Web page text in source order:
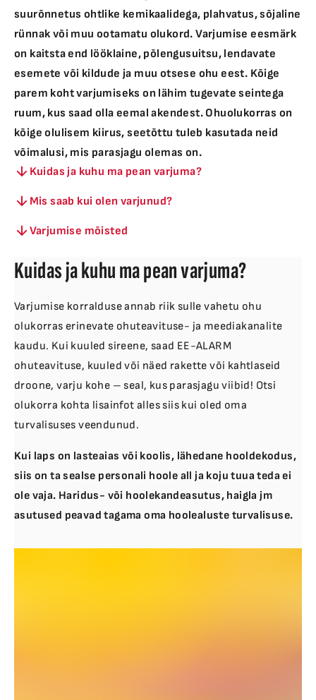
suurõnnetus ohtlike kemikaalidega, plahvatus, sõjaline
rünnak või muu ootamatu olukord. Varjumise eesmärk
on kaitsta end lööklaine, põlengusuitsu, lendavate
esemete või kildude ja muu otsese ohu eest. Kõige
parem koht varjumiseks on lähim tugevate seintega
ruum, kus saad olla eemal akendest. Ohuolukorras on
kõige olulisem kiirus, seetõttu tuleb kasutada neid
võimalusi, mis parasjagu olemas on.
Kuidas ja kuhu ma pean varjuma?
Mis saab kui olen varjunud?
Varjumise mõisted
Kuidas ja kuhu ma pean varjuma?
Varjumise korralduse annab riik sulle vahetu ohu
olukorras erinevate ohuteavituse- ja meediakanalite
kaudu. Kui kuuled sireene, saad EE-ALARM
ohuteavituse, kuuled või näed rakette või kahtlaseid
droone, varju kohe – seal, kus parasjagu viibid! Otsi
olukorra kohta lisainfot alles siis kui oled oma
turvalisuses veendunud.
Kui laps on lasteaias või koolis, lähedane hooldekodus,
siis on ta sealse personali hoole all ja koju tuua teda ei
ole vaja. Haridus- või hoolekandeasutus, haigla jm
asutused peavad tagama oma hoolealuste turvalisuse.